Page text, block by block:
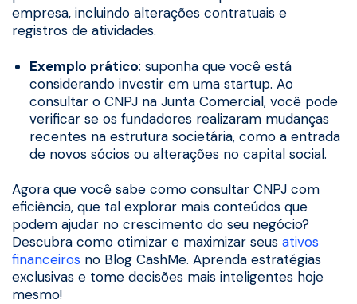
empresa, incluindo alterações contratuais e
registros de atividades.
Exemplo prático: suponha que você está
considerando investir em uma startup. Ao
consultar o CNPJ na Junta Comercial, você pode
verificar se os fundadores realizaram mudanças
recentes na estrutura societária, como a entrada
de novos sócios ou alterações no capital social.
Agora que você sabe como consultar CNPJ com
eficiência, que tal explorar mais conteúdos que
podem ajudar no crescimento do seu negócio?
Descubra como otimizar e maximizar seus ativos
financeiros no Blog CashMe. Aprenda estratégias
exclusivas e tome decisões mais inteligentes hoje
mesmo!